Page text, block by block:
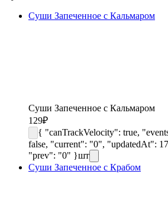
Суши Запеченное с Кальмаром
Суши Запеченное с Кальмаром
129₽
{ "canTrackVelocity": true,
false, "current": "0", "updatedAt":
"prev": "0" }шт
Суши Запеченное с Крабом